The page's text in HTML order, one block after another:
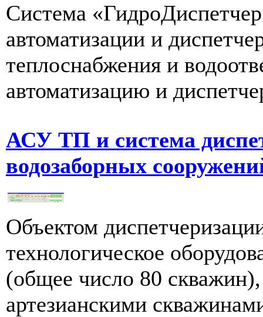
Система
автоматизации и
теплоснабжения и
автоматизацию и
АСУ ТП и система
водозаборных
Объектом
технологическое
(общее число 80
артезианскими